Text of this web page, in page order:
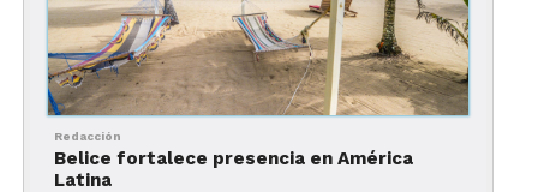
conocer la cultura garífuna
Redacción
Belice fortalece presencia en América
Latina